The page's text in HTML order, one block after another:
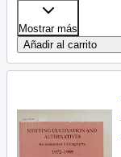
Mostrar más
Añadir al carrito